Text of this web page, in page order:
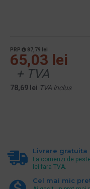
PRP 87,79 lei
65,03 lei
+ TVA
78,69 lei TVA inclus
Livrare gratuita
La comenzi de
lei fara TVA.
Cel mai mic